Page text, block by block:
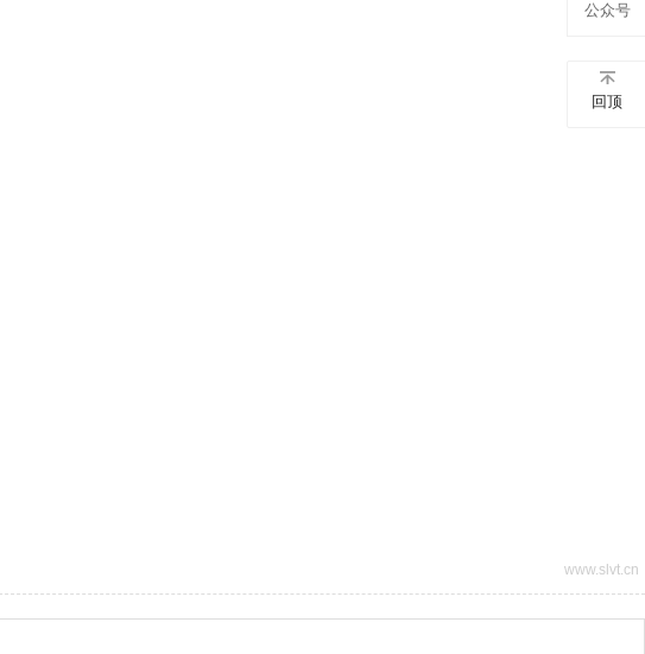
www.slvt.cn
公众号
回顶